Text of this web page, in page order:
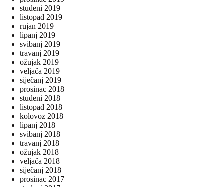
studeni 2019
listopad 2019
rujan 2019
lipanj 2019
svibanj 2019
travanj 2019
ožujak 2019
veljača 2019
siječanj 2019
prosinac 2018
studeni 2018
listopad 2018
kolovoz 2018
lipanj 2018
svibanj 2018
travanj 2018
ožujak 2018
veljača 2018
siječanj 2018
prosinac 2017